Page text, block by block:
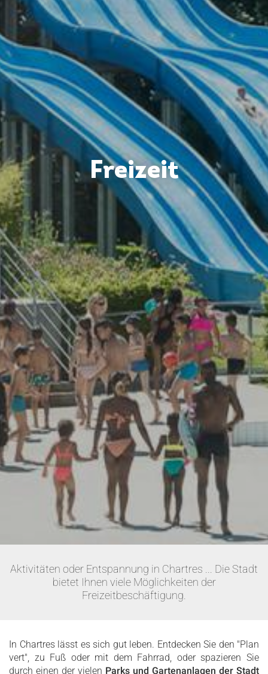
Freizeit
Aktivitäten oder Entspannung in Chartres ... Die Stadt
bietet Ihnen viele Möglichkeiten der
Freizeitbeschäftigung.
In Chartres lässt es sich gut leben. Entdecken Sie den "Plan
vert", zu Fuß oder mit dem Fahrrad, oder spazieren Sie
durch einen der vielen Parks und Gartenanlagen der Stadt